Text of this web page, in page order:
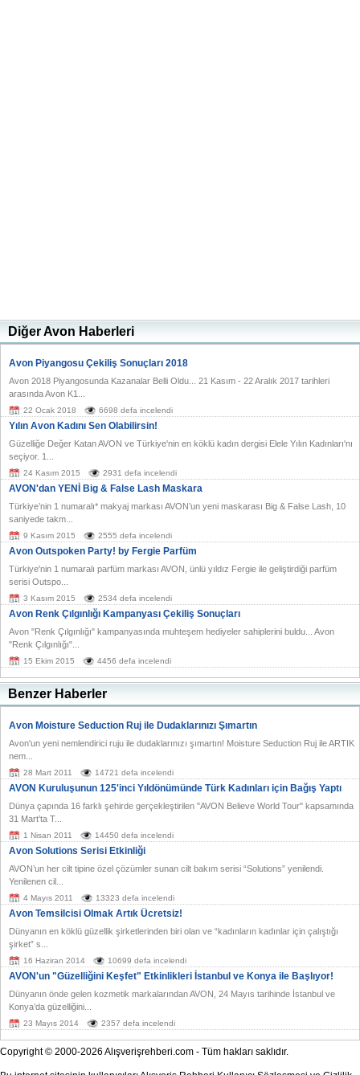
Diğer Avon Haberleri
Avon Piyangosu Çekiliş Sonuçları 2018
Avon 2018 Piyangosunda Kazanalar Belli Oldu... 21 Kasım - 22 Aralık 2017 tarihleri
arasında Avon K1...
22 Ocak 2018 6698 defa incelendi
Yılın Avon Kadını Sen Olabilirsin!
Güzelliğe Değer Katan AVON ve Türkiye'nin en köklü kadın dergisi Elele Yılın Kadınları'nı
seçiyor. 1...
24 Kasım 2015 2931 defa incelendi
AVON'dan YENİ Big & False Lash Maskara
Türkiye’nin 1 numaralı* makyaj markası AVON’un yeni maskarası Big & False Lash, 10
saniyede takm...
9 Kasım 2015 2555 defa incelendi
Avon Outspoken Party! by Fergie Parfüm
Türkiye'nin 1 numaralı parfüm markası AVON, ünlü yıldız Fergie ile geliştirdiği parfüm
serisi Outspo...
3 Kasım 2015 2534 defa incelendi
Avon Renk Çılgınlığı Kampanyası Çekiliş Sonuçları
Avon "Renk Çılgınlığı" kampanyasında muhteşem hediyeler sahiplerini buldu... Avon
"Renk Çılgınlığı"...
15 Ekim 2015 4456 defa incelendi
Benzer Haberler
Avon Moisture Seduction Ruj ile Dudaklarınızı Şımartın
Avon'un yeni nemlendirici ruju ile dudaklarınızı şımartın! Moisture Seduction Ruj ile ARTIK
nem...
28 Mart 2011 14721 defa incelendi
AVON Kuruluşunun 125'inci Yıldönümünde Türk Kadınları için Bağış Yaptı
Dünya çapında 16 farklı şehirde gerçekleştirilen "AVON Believe World Tour" kapsamında
31 Mart’ta T...
1 Nisan 2011 14450 defa incelendi
Avon Solutions Serisi Etkinliği
AVON’un her cilt tipine özel çözümler sunan cilt bakım serisi “Solutions” yenilendi.
Yenilenen cil...
4 Mayıs 2011 13323 defa incelendi
Avon Temsilcisi Olmak Artık Ücretsiz!
Dünyanın en köklü güzellik şirketlerinden biri olan ve “kadınların kadınlar için çalıştığı
şirket” s...
16 Haziran 2014 10699 defa incelendi
AVON'un "Güzelliğini Keşfet" Etkinlikleri İstanbul ve Konya ile Başlıyor!
Dünyanın önde gelen kozmetik markalarından AVON, 24 Mayıs tarihinde İstanbul ve
Konya’da güzelliğini...
23 Mayıs 2014 2357 defa incelendi
Copyright © 2000-2026 Alışverişrehberi.com - Tüm hakları saklıdır.